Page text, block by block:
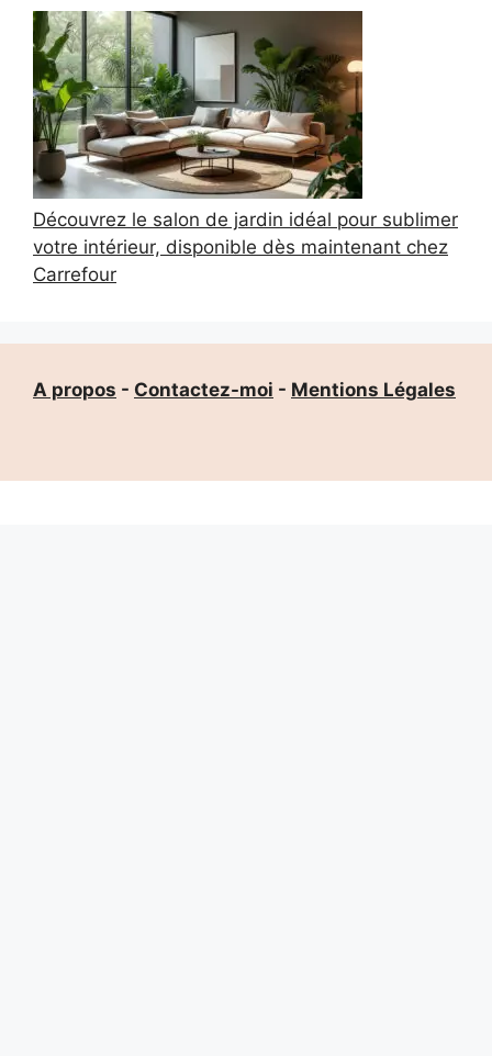
Découvrez le salon de jardin idéal pour sublimer
votre intérieur, disponible dès maintenant chez
Carrefour
A propos - Contactez-moi - Mentions Légales